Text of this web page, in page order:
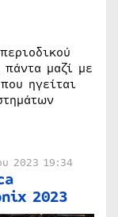
μαζί με
ηγείται
2023 19:34
2023